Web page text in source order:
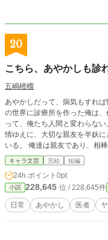
すが投稿し
20
こちら、あやかしも診
五嶋樒榴
あやかしだって、病気もすれば怪
の世界に診療所を作った俺は
って、俺たち人間と変わらない。 友情
情ゆえに、大切な親友を半妖
いる。 俺達は親友であり、相棒
キャラ文芸 完結 短編
24h.ポイント 0pt
小説 228,645 位 / 228,645件
日常 あやかし 医者